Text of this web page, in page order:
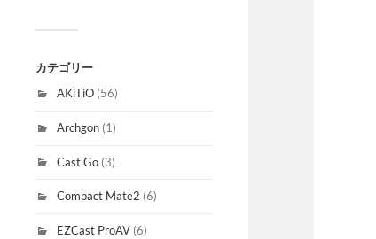
カテゴリー
AKiTiO (56)
Archgon (1)
Cast Go (3)
Compact Mate2 (6)
EZCast ProAV (6)